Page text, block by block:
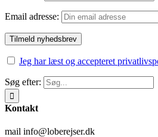
Email adresse:
Jeg har læst og accepteret
Søg efter:
Kontakt
mail info@loberejser.dk